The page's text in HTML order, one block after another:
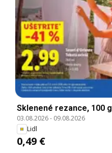
Sklenené rezance, 100 g
03.08.2026- 09.08.2026
Lidl
0,49 €